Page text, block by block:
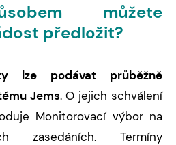
můžete
předložit?
lze podávat průběžně
Jems. O jejich schválení
Monitorovací výbor na
zasedáních. Termíny